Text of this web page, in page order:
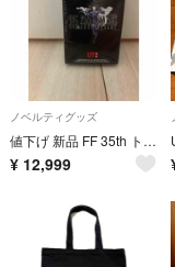
ノベルティグッズ
値下げ 新品 FF 35th トランプ
¥ 12,999